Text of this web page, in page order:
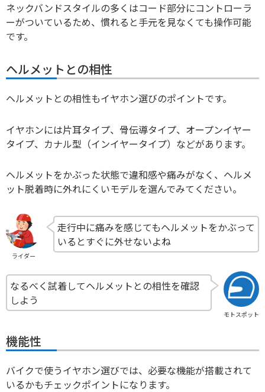
ネックバンドスタイルの多くはコード部分にコントローラ
ーがついているため、慣れると手元を見なくても操作可能
です。
ヘルメットとの相性
ヘルメットとの相性もイヤホン選びのポイントです。
イヤホンには片耳タイプ、骨伝導タイプ、オープンイヤー
タイプ、カナル型（インイヤータイプ）などがあります。
ヘルメットをかぶった状態で違和感や痛みがなく、ヘルメ
ット脱着時に外れにくいモデルを選んでみてください。
ライダー
走行中に痛みを感じてもヘルメットをかぶって
いるとすぐに外せないよね
モトスポット
なるべく試着してヘルメットとの相性を確認
しよう
機能性
バイクで使うイヤホン選びでは、必要な機能が搭載されて
いるかもチェックポイントになります。